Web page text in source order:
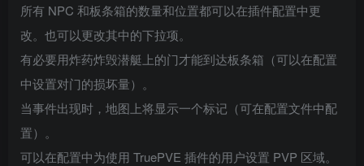
所有 NPC 和板条箱的数量和位置都可以在插件配置中更
改。也可以更改其中的下拉项。
有必要用炸药炸毁潜艇上的门才能到达板条箱（可以在配置
中设置对门的损坏量）。
当事件出现时，地图上将显示一个标记（可在配置文件中配
置）。
可以在配置中为使用 TruePVE 插件的用户设置 PVP 区域。